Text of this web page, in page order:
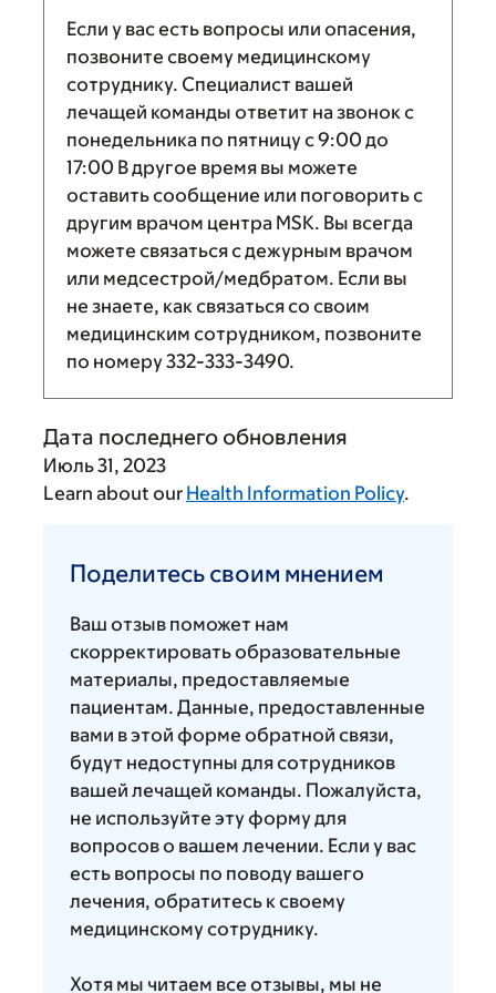
Если у вас есть вопросы или опасения,
позвоните своему медицинскому
сотруднику. Специалист вашей
лечащей команды ответит на звонок с
понедельника по пятницу с9:00 до
17:00 В другое время вы можете
оставить сообщение или поговорить с
другим врачом центра MSK. Вы всегда
можете связаться с дежурным врачом
или медсестрой/медбратом. Если вы
не знаете, как связаться со своим
медицинским сотрудником, позвоните
по номеру332-333-3490.
Дата последнего обновления
Июль 31, 2023
Learn about our Health Information Policy.
своим
Поделитесь своим мнением
Ваш отзыв поможет нам
скорректировать образовательные
материалы, предоставляемые
пациентам. Данные, предоставленные
вами в этой форме обратной связи,
будут недоступны для сотрудников
вашей лечащей команды. Пожалуйста,
не используйте эту форму для
вопросов о вашем лечении. Если у вас
есть вопросы по поводу вашего
лечения, обратитесь к своему
медицинскому сотруднику.
Хотя мы читаем все отзывы, мы не